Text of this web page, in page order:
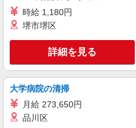
派遣社員
富士吉田市≫
料資格支援で
時給1500
時給 1,180円
堺市堺区
詳細を見る
大学病院の清掃
月給 273,650円
品川区